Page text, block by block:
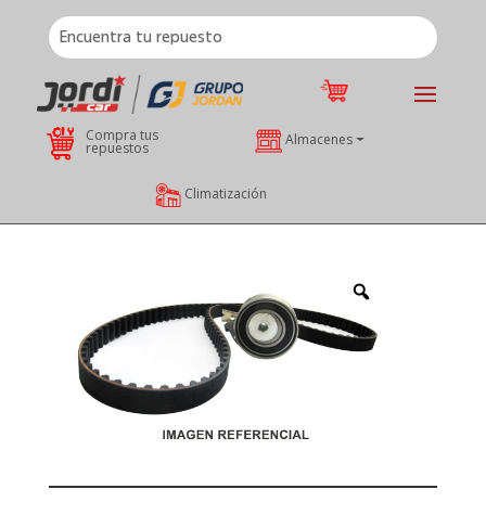
Compra tus
repuestos Almacenes
Climatización